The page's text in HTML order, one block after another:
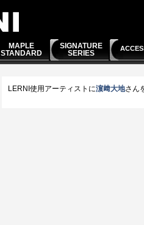
MAPLE
STANDARD
SIGNATURE
SERIES
LERNI使用アーティストに濵﨑大地さん